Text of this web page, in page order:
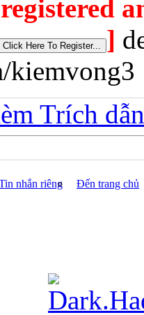
]
kiemvong3
Trích dẫn
nhắn riêng Đến trang chủ